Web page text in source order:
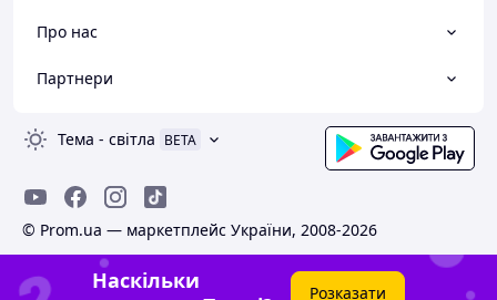
Про нас
Партнери
Тема - світла BETA
© Prom.ua — маркетплейс України, 2008-2026
Наскільки
Розказати